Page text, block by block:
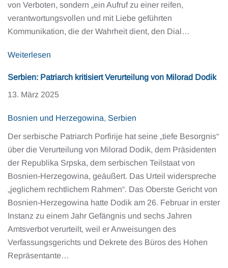
von Verboten, sondern „ein Aufruf zu einer reifen,
verantwortungsvollen und mit Liebe geführten
Kommunikation, die der Wahrheit dient, den Dial…
Weiterlesen
Serbien: Patriarch kritisiert Verurteilung von Milorad Dodik
13. März 2025
Bosnien und Herzegowina, Serbien
Der serbische Patriarch Porfirije hat seine „tiefe Besorgnis“
über die Verurteilung von Milorad Dodik, dem Präsidenten
der Republika Srpska, dem serbischen Teilstaat von
Bosnien-Herzegowina, geäußert. Das Urteil widerspreche
„jeglichem rechtlichem Rahmen“. Das Oberste Gericht von
Bosnien-Herzegowina hatte Dodik am 26. Februar in erster
Instanz zu einem Jahr Gefängnis und sechs Jahren
Amtsverbot verurteilt, weil er Anweisungen des
Verfassungsgerichts und Dekrete des Büros des Hohen
Repräsentante…